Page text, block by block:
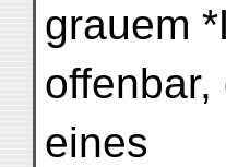
grauem
eines